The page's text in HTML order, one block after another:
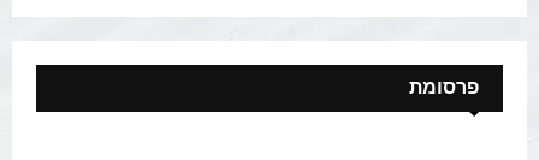
פרסומת